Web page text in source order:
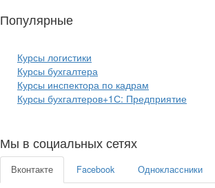
Популярные
Курсы логистики
Курсы бухгалтера
Курсы инспектора по кадрам
Курсы бухгалтеров+1С: Предприятие
Мы в социальных сетях
Вконтакте Facebook Одноклассники